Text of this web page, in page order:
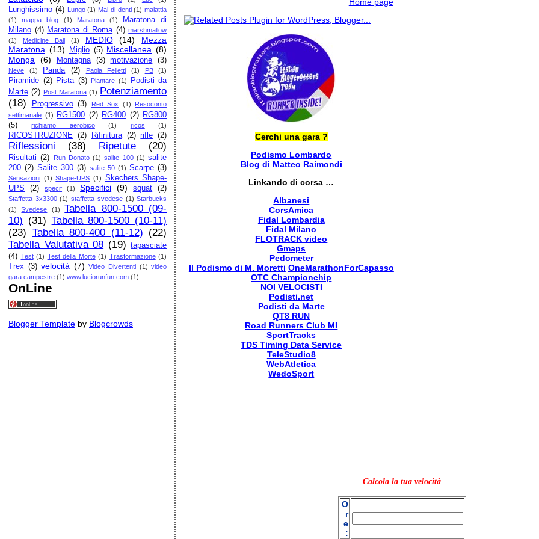
Lunghissimo (4) Lungo (1) Mal di denti (1) malattia
(1)
mappa blog (1) Maratona (1)
Maratona di
Milano (4) Maratona di Roma (4) marshmallow
(1)
Medicine Ball (1) MEDIO (14)
Mezza
Maratona (13) Miglio (5) Miscellanea (8)
Monga
(6) Montagna (3) motivazione (3)
Neve (1) Panda (2) Paola Felletti (1) PB (1)
Piramide (2) Pista (3) Plantare (1)
Podisti da
Marte (2) Post Maratona (1) Potenziamento
(18)
Progressivo (3) Red Sox (1)
Resoconto
settimanale (1) RG1500 (2) RG400 (2) RG800
(5)
richiamo aerobico (1) ricos (1)
RICOSTRUZIONE (2) Rifinitura (2) rifle (2)
Riflessioni (38) Ripetute (20)
Risultati (2) Run Donato (1) salite 100 (1) salite
200 (2) Salite 300 (3) salite 50 (1) Scarpe (3)
Sensazioni (1) Shape-UPS (1) Skechers Shape-
UPS
(2) specif (1) Specifici (9) squat (2)
Staffetta 3x3300 (1) staffetta svedese (1) Starbucks
(1)
Svedese (1)
Tabella 800-1500 (09-
10) (31) Tabella 800-1500 (10-11)
(23) Tabella 800-400 (11-12) (22)
Tabella Valutativa 08 (19) tapasciate
(4) Test (1) Test della Morte (1) Trasformazione (1)
Trex (3) velocità (7) Video Divertenti (1) video
gara campestre (1) www.luciorunfun.com (1)
OnLine
Blogger Template by Blogcrowds
Cerchi una gara ?
Podismo Lombardo
Blog di Matteo Raimondi
Linkando di corsa …
Albanesi
CorsAmica
Fidal Lombardia
Fidal Milano
FLOTRACK video
Gmaps
Pedometer
Il Podismo di M. Moretti OneMarathonForCapasso
OTC Championchip
NOI VELOCISTI
Podisti.net
Podisti da Marte
QT8 RUN
Road Runners Club MI
SportTracks
TDS Timing Data Service
TeleStudio8
WebAtletica
WedoSport
Calcola la tua velocità
O
r
e
: